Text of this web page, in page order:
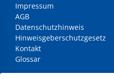
Impressum
AGB
Datenschutzhinweis
Hinweisgeberschutzgesetz
Kontakt
Glossar